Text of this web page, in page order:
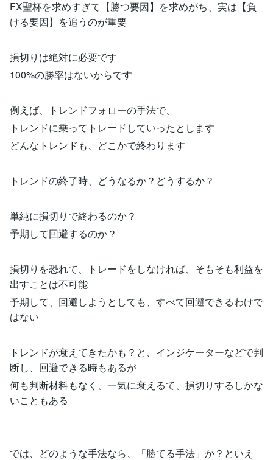
FX聖杯を求めすぎて【勝つ要因】を求めがち、実は【負
ける要因】を追うのが重要
損切りは絶対に必要です
100%の勝率はないからです
例えば、トレンドフォローの手法で、
トレンドに乗ってトレードしていったとします
どんなトレンドも、どこかで終わります
トレンドの終了時、どうなるか？どうするか？
単純に損切りで終わるのか？
予期して回避するのか？
損切りを恐れて、トレードをしなければ、そもそも利益を
出すことは不可能
予期して、回避しようとしても、すべて回避できるわけで
はない
トレンドが衰えてきたかも？と、インジケーターなどで判
断し、回避できる時もあるが
何も判断材料もなく、一気に衰えるて、損切りするしかな
いこともある
では、どのような手法なら、「勝てる手法」か？といえ